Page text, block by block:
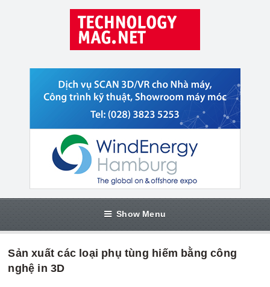
Show Menu
Sản xuất các loại phụ tùng hiếm bằng công
nghệ in 3D